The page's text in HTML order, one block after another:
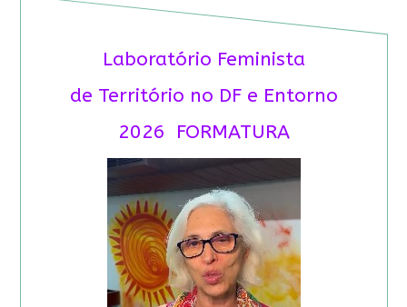
Laboratório Feminista
de Território no DF e Entorno
2026 FORMATURA